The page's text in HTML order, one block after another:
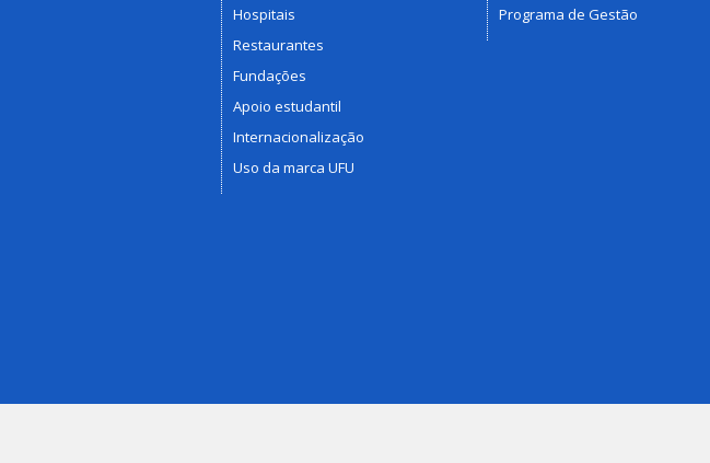
Hospitais
Restaurantes
Fundações
Apoio estudantil
Internacionalização
Uso da marca UFU
Programa de Gestão